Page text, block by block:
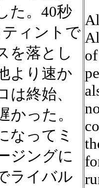
た。40秒
ィントで
を落とし
より速か
は終始、
かった。
なってミ
ジングに
ライバル